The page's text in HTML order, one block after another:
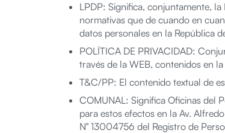
LPDP: Significa, conjuntamente,
normativas que de cuando en
datos personales en la República
POLÍTICA DE PRIVACIDAD:
través de la WEB, contenidos en
T&C/PP: El contenido textual de
COMUNAL: Significa Oficinas del
para estos efectos en la Av.
N° 13004756 del Registro de